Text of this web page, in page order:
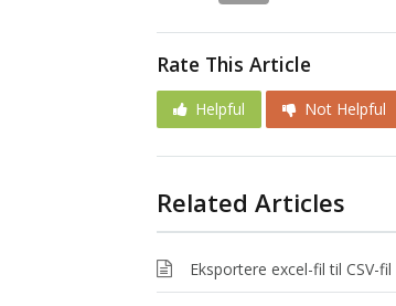
Rate This Article
Helpful Not Helpful
Related Articles
Eksportere excel-fil til CSV-fil